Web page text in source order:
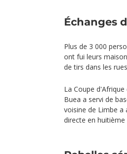
Échanges
Plus de 3 000
ont fui leurs
de tirs dans les
La Coupe
Buea a servi de
voisine de Limbe a
directe en huitième